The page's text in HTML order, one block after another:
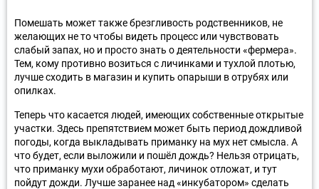
Помешать может также брезгливость родственников, не
желающих не то чтобы видеть процесс или чувствовать
слабый запах, но и просто знать о деятельности «фермера».
Тем, кому противно возиться с личинками и тухлой плотью,
лучше сходить в магазин и купить опарыши в отрубях или
опилках.
Теперь что касается людей, имеющих собственные открытые
участки. Здесь препятствием может быть период дождливой
погоды, когда выкладывать приманку на мух нет смысла. А
что будет, если выложили и пошёл дождь? Нельзя отрицать,
что приманку мухи обработают, личинок отложат, и тут
пойдут дожди. Лучше заранее над «инкубатором» сделать